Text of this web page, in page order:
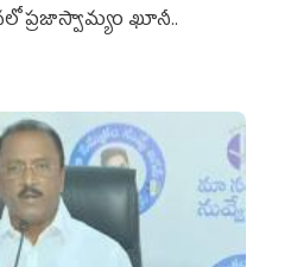
ప్రజాస్వామ్యం ఖూనీ..